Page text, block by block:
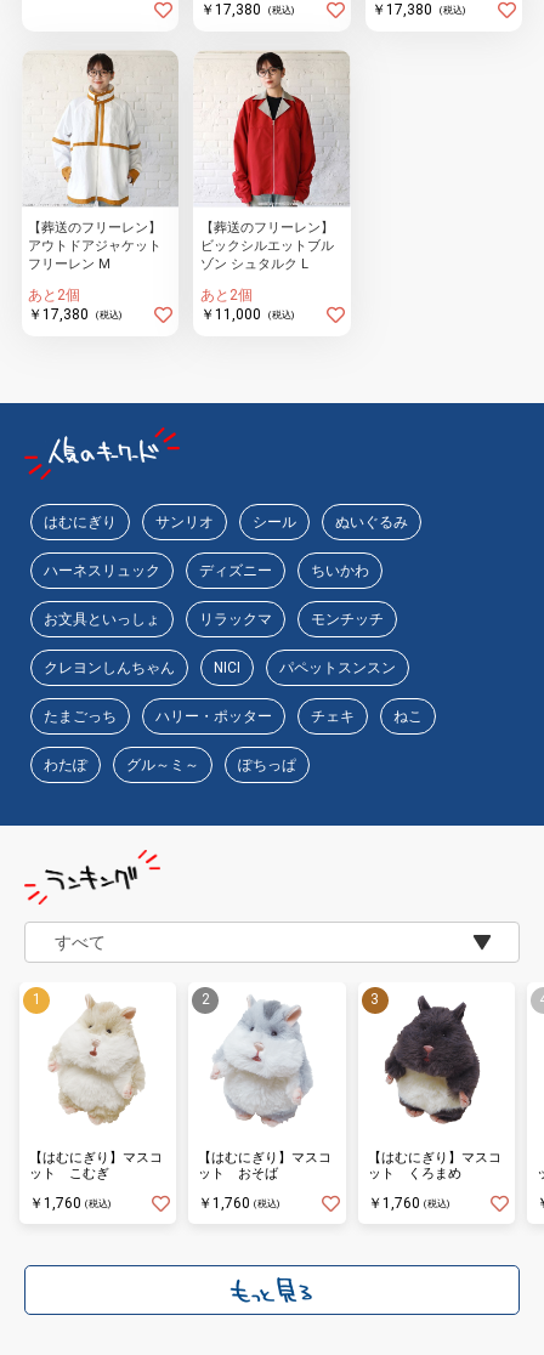
￥17,380
(税込) ￥17,380 (税込)
【葬送のフリーレン】
アウトドアジャケット
フリーレン M
あと2個
￥17,380
(税込)
【葬送のフリーレン】
ビックシルエットブル
ゾン シュタルク L
あと2個
￥11,000
(税込)
はむにぎり サンリオ シール ぬいぐるみ
ハーネスリュック ディズニー ちいかわ
お文具といっしょ リラックマ モンチッチ
クレヨンしんちゃん NICI パペットスンスン
たまごっち ハリー・ポッター チェキ ねこ
わたぽ グル～ミ～ ぽちっぱ
【はむにぎり】マスコ
ット こむぎ
￥1,760 (税込)
【はむにぎり】マスコ
ット おそば
￥1,760 (税込)
【はむにぎり】マスコ
ット くろまめ
￥1,760 (税込)